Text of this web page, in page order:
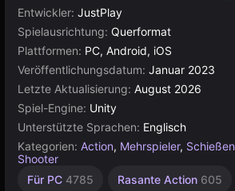
Entwickler: JustPlay
Spielausrichtung: Querformat
Plattformen: PC, Android, iOS
Veröffentlichungsdatum: Januar 2023
Letzte Aktualisierung: August 2026
Spiel-Engine: Unity
Unterstützte Sprachen: Englisch
Kategorien: Action, Mehrspieler, Schießen
Shooter
Für PC 4785 Rasante Action 605
Hochwertige
Browser
Unity